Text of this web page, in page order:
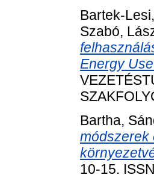
Bartek-
Szabó,
Energy
Bartha,
módszerek
10-15.